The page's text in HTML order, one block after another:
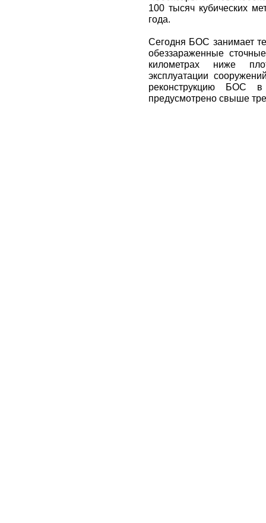
100 тысяч кубических
года.
Сегодня БОС занимает
обеззараженные
километрах ниже
эксплуатации
реконструкцию БОС в
предусмотрено свыше